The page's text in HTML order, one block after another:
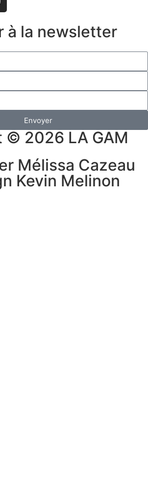
à la newsletter
Envoyer
© 2026 LA GAM
Mélissa Cazeau
Kevin Melinon